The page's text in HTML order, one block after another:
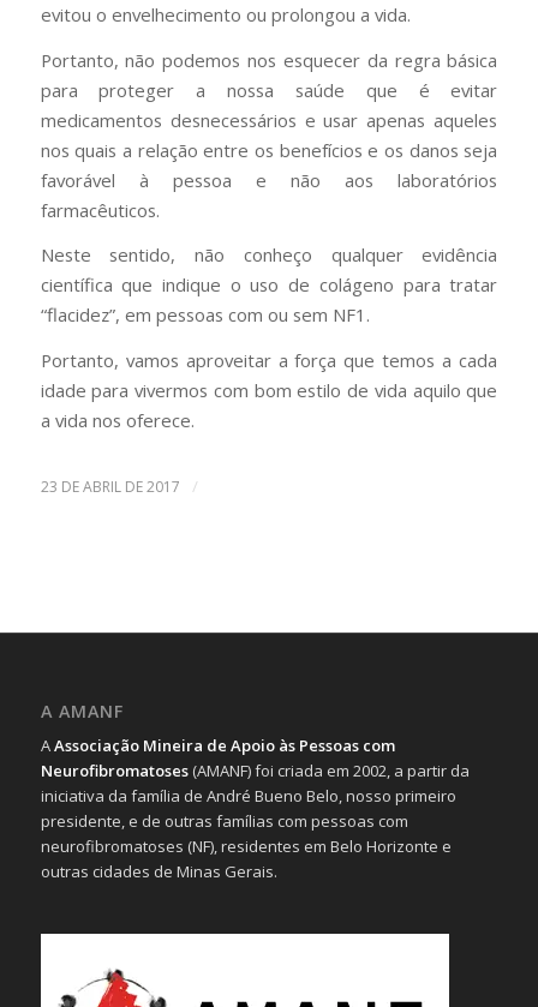
evitou o envelhecimento ou prolongou a vida.
Portanto, não podemos nos esquecer da regra básica
para proteger a nossa saúde que é evitar
medicamentos desnecessários e usar apenas aqueles
nos quais a relação entre os benefícios e os danos seja
favorável à pessoa e não aos laboratórios
farmacêuticos.
Neste sentido, não conheço qualquer evidência
científica que indique o uso de colágeno para tratar
“flacidez”, em pessoas com ou sem NF1.
Portanto, vamos aproveitar a força que temos a cada
idade para vivermos com bom estilo de vida aquilo que
a vida nos oferece.
23 DE ABRIL DE 2017 /
A AMANF
AAssociação Mineira de Apoio às Pessoas com
Neurofibromatoses(AMANF) foi criada em 2002, a partir da
iniciativa da família de André Bueno Belo, nosso primeiro
presidente, e de outras famílias com pessoas com
neurofibromatoses (NF), residentes em Belo Horizonte e
outras cidades de Minas Gerais.